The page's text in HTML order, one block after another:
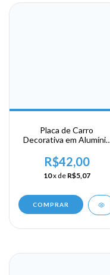
Placa de Carro
Decorativa em Alumínio
Viagem a Curação
R$42,00
10x de R$5,07
COMPRAR